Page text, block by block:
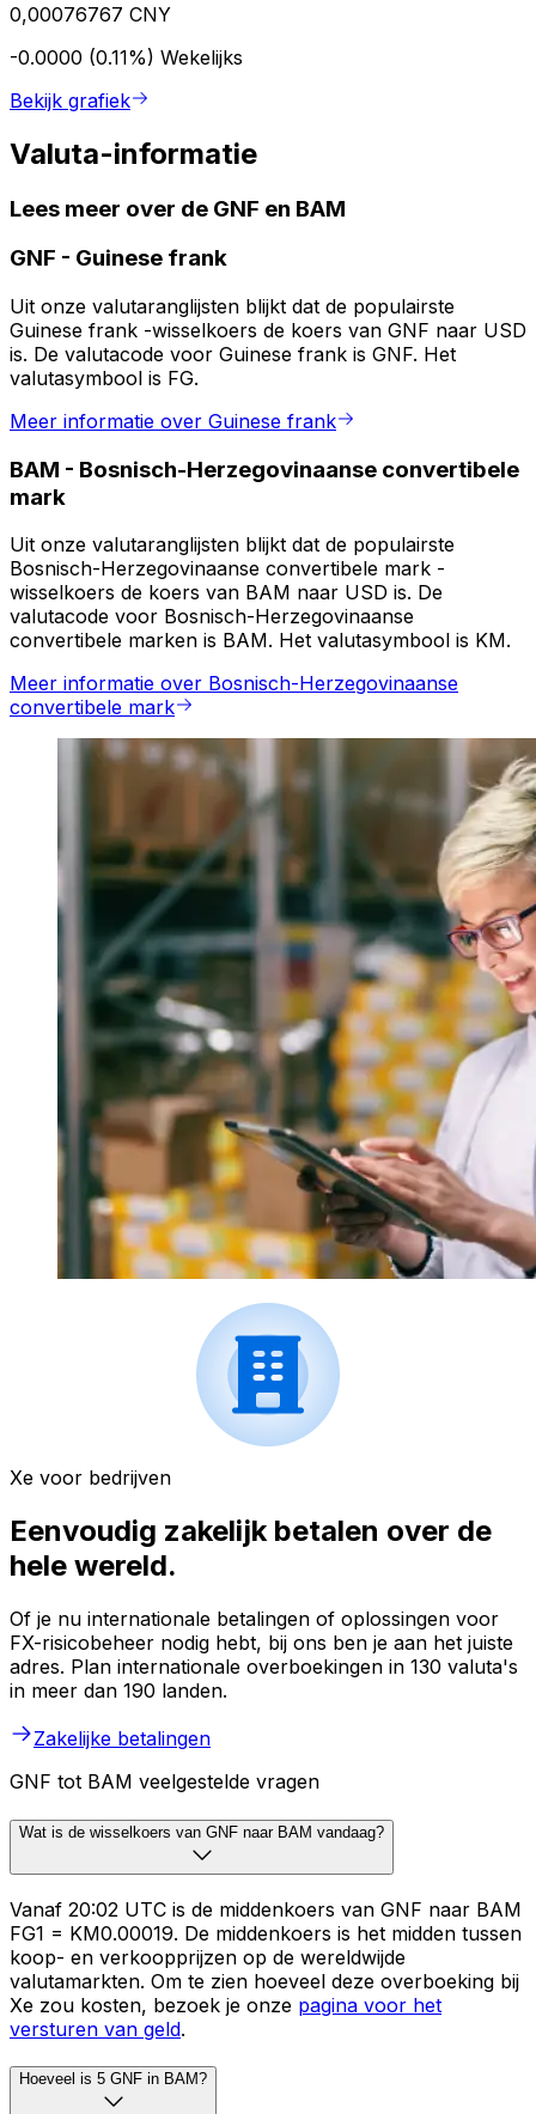
0,00076767 CNY
-0.0000 (0.11%) Wekelijks
Bekijk grafiek
Valuta-informatie
Lees meer over de GNF en BAM
GNF - Guinese frank
Uit onze valutaranglijsten blijkt dat de populairste
Guinese frank -wisselkoers de koers van GNF naar USD
is. De valutacode voor Guinese frank is GNF. Het
valutasymbool is FG.
Meer informatie over Guinese frank
BAM - Bosnisch-Herzegovinaanse convertibele
mark
Uit onze valutaranglijsten blijkt dat de populairste
Bosnisch-Herzegovinaanse convertibele mark -
wisselkoers de koers van BAM naar USD is. De
valutacode voor Bosnisch-Herzegovinaanse
convertibele marken is BAM. Het valutasymbool is KM.
Meer informatie over Bosnisch-Herzegovinaanse
convertibele mark
Xe voor bedrijven
Eenvoudig zakelijk betalen over de
hele wereld.
Of je nu internationale betalingen of oplossingen voor
FX-risicobeheer nodig hebt, bij ons ben je aan het juiste
adres. Plan internationale overboekingen in 130 valuta's
in meer dan 190 landen.
Zakelijke betalingen
GNF tot BAM veelgestelde vragen
Wat is de wisselkoers van GNF naar BAM vandaag?
Vanaf 20:02 UTC is de middenkoers van GNF naar BAM
FG1 = KM0.00019. De middenkoers is het midden tussen
koop- en verkoopprijzen op de wereldwijde
valutamarkten. Om te zien hoeveel deze overboeking bij
Xe zou kosten, bezoek je onze pagina voor het
versturen van geld.
Hoeveel is 5 GNF in BAM?